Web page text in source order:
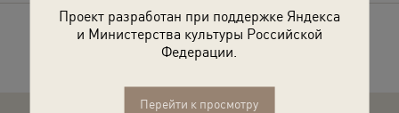
Проект разработан при поддержке Яндекса
и Министерства культуры Российской
Федерации.
Перейти к просмотру
Расскажите друзьям об этом фото